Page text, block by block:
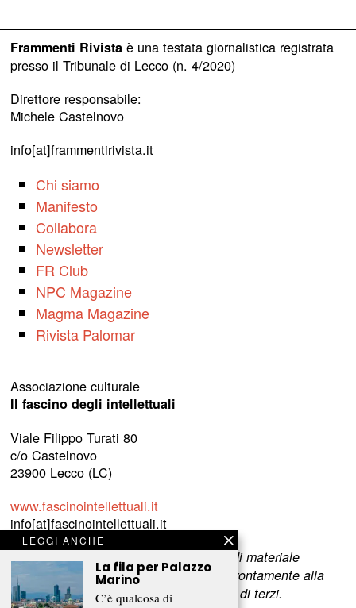
Frammenti Rivistaè una testata giornalistica registrata
presso il Tribunale di Lecco (n. 4/2020)
Direttore responsabile:
Michele Castelnovo
info[at]frammentirivista.it
Chi siamo
Manifesto
Collabora
Newsletter
FR Club
NPC Magazine
Magma Magazine
Rivista Palomar
Associazione culturale
Il fascino degli intellettuali
Viale Filippo Turati 80
c/o Castelnovo
23900 Lecco (LC)
www.fascinointellettuali.it
info[at]fascinointellettuali.it
Per segnalare eventuali errori nell’uso di materiale
riservato,scriveteci e provvederemo prontamente alla
rimozione del materiale lesivo dei diritti di terzi.
LEGGI ANCHE
La fila per Palazzo
Marino
C’è qualcosa di